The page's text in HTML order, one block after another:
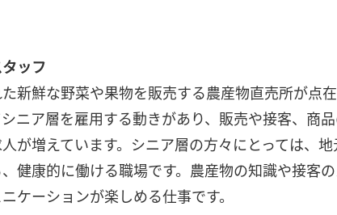
ッフ
新鮮な野菜や果物を販売する農産物直売所が点
ニア層を雇用する動きがあり、販売や接客、商
が増えています。シニア層の方々にとっては、
健康的に働ける職場です。農産物の知識や接客
ケーションが楽しめる仕事です。